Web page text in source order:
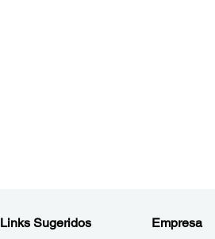
Links Sugeridos Empresa